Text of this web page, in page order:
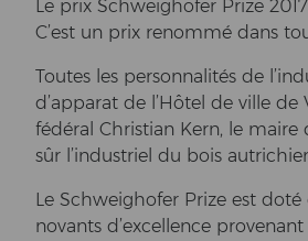
Le prix Schweig­ho­fer Prize
C’est un prix renommé dans
Tou­tes les personnalités de
d’ap­pa­rat de l’Hôtel de ville
fédéral Chris­ti­an Kern, le
sûr l’in­dus­tri­el du bois
Le Schweig­ho­fer Prize est
no­vants d’ex­cel­lence